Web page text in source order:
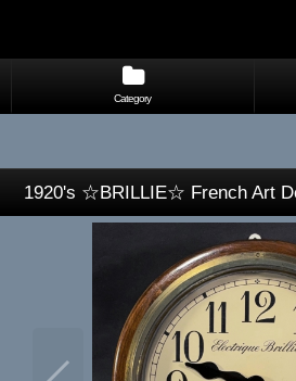
Category
1920's ☆BRILLIE☆ French Art